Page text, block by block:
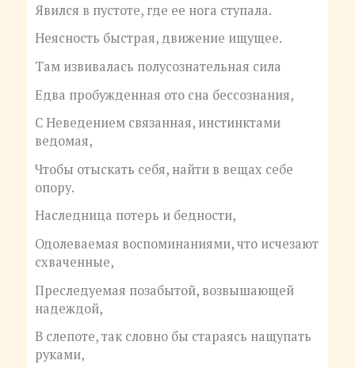
Явился в пустоте, где ее нога ступала.
Неясность быстрая, движение ищущее.
Там извивалась полусознательная сила
Едва пробужденная ото сна бессознания,
С Неведением связанная, инстинктами
ведомая,
Чтобы отыскать себя, найти в вещах себе
опору.
Наследница потерь и бедности,
Одолеваемая воспоминаниями, что исчезают
схваченные,
Преследуемая позабытой, возвышающей
надеждой,
В слепоте, так словно бы стараясь нащупать
руками,